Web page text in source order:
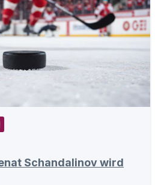
Schandalinov wird